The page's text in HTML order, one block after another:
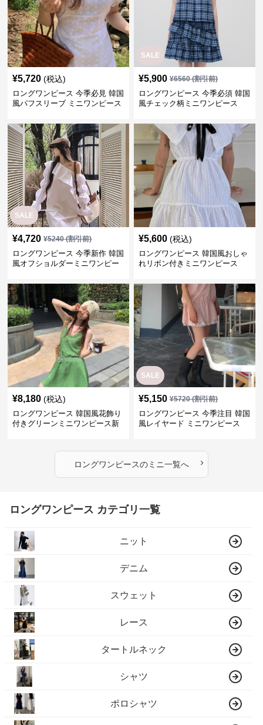
¥5,720 (税込)
ロングワンピース 今季必見 韓国
風パフスリーブ ミニワンピース
SALE
¥5,900 ¥6560(割引前)
ロングワンピース 今季必須 韓国
風チェック柄ミニワンピース
SALE
¥4,720 ¥5240(割引前)
ロングワンピース 今季新作 韓国
風オフショルダーミニワンピー
¥5,600 (税込)
ロングワンピース 韓国風おしゃ
れリボン付きミニワンピース
¥8,180 (税込)
ロングワンピース 韓国風花飾り
付きグリーンミニワンピース新
SALE
¥5,150 ¥5720(割引前)
ロングワンピース 今季注目 韓国
風レイヤード ミニワンピース
ロングワンピースのミニ一覧へ ›
ロングワンピース カテゴリ一覧
ニット
デニム
スウェット
レース
タートルネック
シャツ
ポロシャツ